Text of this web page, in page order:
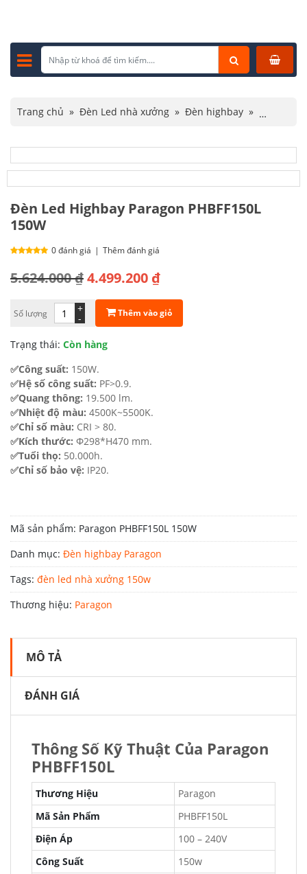
Trang chủ » Đèn Led nhà xưởng » Đèn highbay »
Đèn Led Highbay Paragon PHBFF150L 150W
Đèn Led Highbay Paragon PHBFF150L
150W
0 đánh giá | Thêm đánh giá
5.624.000₫
Giá
là:
5.624.000 ₫.
4.499.200 ₫
Giá
tại
là:
4.499.200 ₫.
Số lượng -
+ Thêm vào giỏ
Trạng thái: Còn hàng
✅Công suất: 150W.
✅Hệ số công suất: PF>0.9.
✅Quang thông: 19.500 lm.
✅Nhiệt độ màu: 4500K~5500K.
✅Chỉ số màu: CRI > 80.
✅Kích thước: Φ298*H470 mm.
✅Tuổi thọ: 50.000h.
✅Chỉ số bảo vệ: IP20.
Mã sản phẩm: Paragon PHBFF150L 150W
Danh mục: Đèn highbay Paragon
Tags: đèn led nhà xưởng 150w
Thương hiệu: Paragon
MÔ TẢ
ĐÁNH GIÁ
Thông Số Kỹ Thuật Của Paragon
PHBFF150L
Thương Hiệu
Paragon
Mã Sản Phẩm
PHBFF150L
Điện Áp
100 – 240V
Công Suất
150w